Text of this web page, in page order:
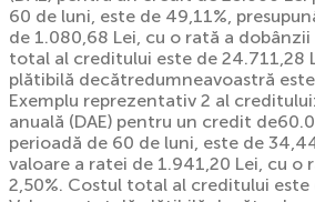
60 de luni, este de 49,11%,
de 1.080,68 Lei, cu o rată a dobânzii
total al creditului este de 24.711,28
plătibilă decătredumneavoastră
Exemplu reprezentativ 2 al
anuală (DAE) pentru un credit
perioadă de 60 de luni, este de
valoare a ratei de 1.941,20 Lei, cu o
2,50%. Costul total al creditului este